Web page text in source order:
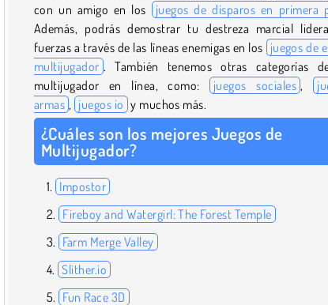
con un amigo en los
juegos de disparos en primera
Además, podrás demostrar tu destreza marcial
fuerzas a través de las líneas enemigas en los juegos de
multijugador . También tenemos otras categorías
multijugador en línea, como:
juegos sociales ,
armas , juegos io y muchos más.
¿Cuáles son los mejores Juegos de
Multijugador?
Impostor
Fireboy and Watergirl: The Forest Temple
Farm Merge Valley
Slither.io
Fun Race 3D